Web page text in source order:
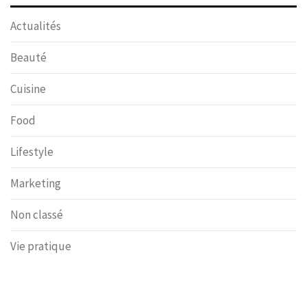
Actualités
Beauté
Cuisine
Food
Lifestyle
Marketing
Non classé
Vie pratique